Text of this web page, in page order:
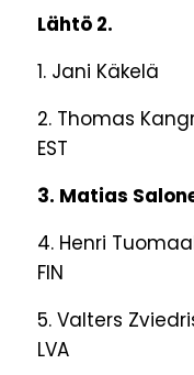
Lähtö 2.
1. Jani
2.
EST
3. Matias
4. Henri
FIN
5. Valters
LVA